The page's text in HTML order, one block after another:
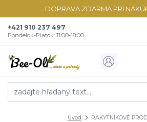
... DOPRAVA ZDARMA PRI
+421 910 237 497
Pondelok-Piatok: 11:00-18:00
Úvod RAKYTNÍKOVÉ